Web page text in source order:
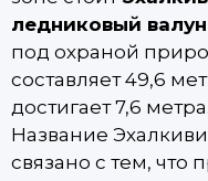
ледниковый
под охраной
составляет 49,6
достигает 7,6 метра.
Название
связано с тем, что